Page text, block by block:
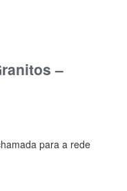
–
para a rede